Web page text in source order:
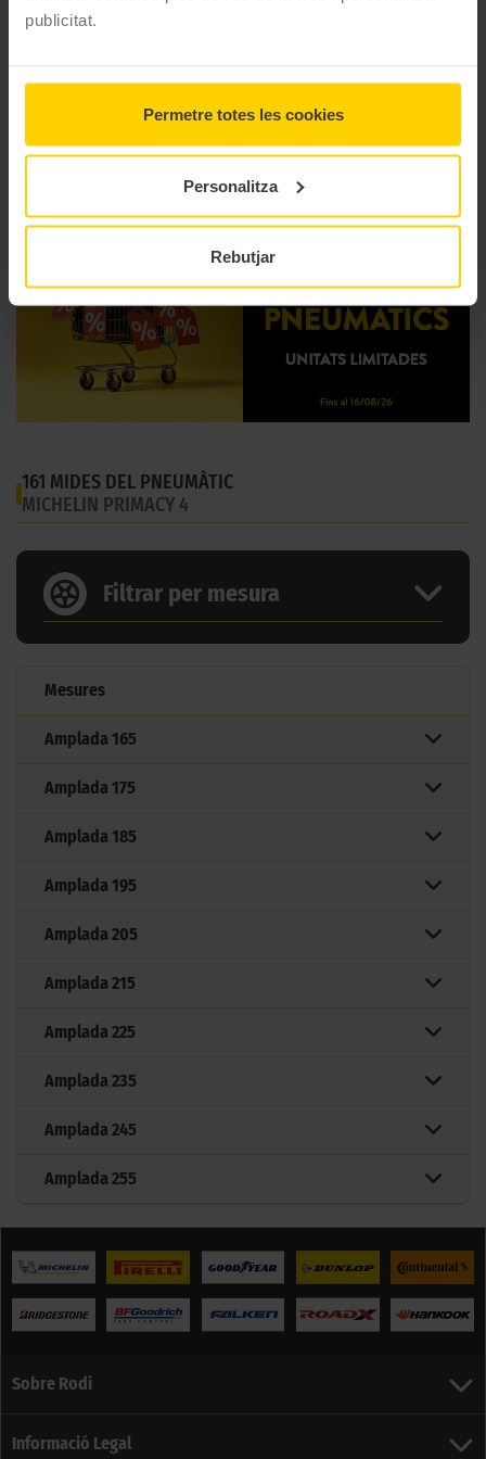
publicitat.
Permetre totes les cookies
Personalitza
Rebutjar
Marca
161 MIDES DEL PNEUMÀTIC
MICHELIN PRIMACY 4
Filtrar per mesura
Mesures
Amplada 165
Amplada 175
Amplada 185
Amplada 195
Amplada 205
Amplada 215
Amplada 225
Amplada 235
Amplada 245
Amplada 255
Sobre Rodi
Informació Legal